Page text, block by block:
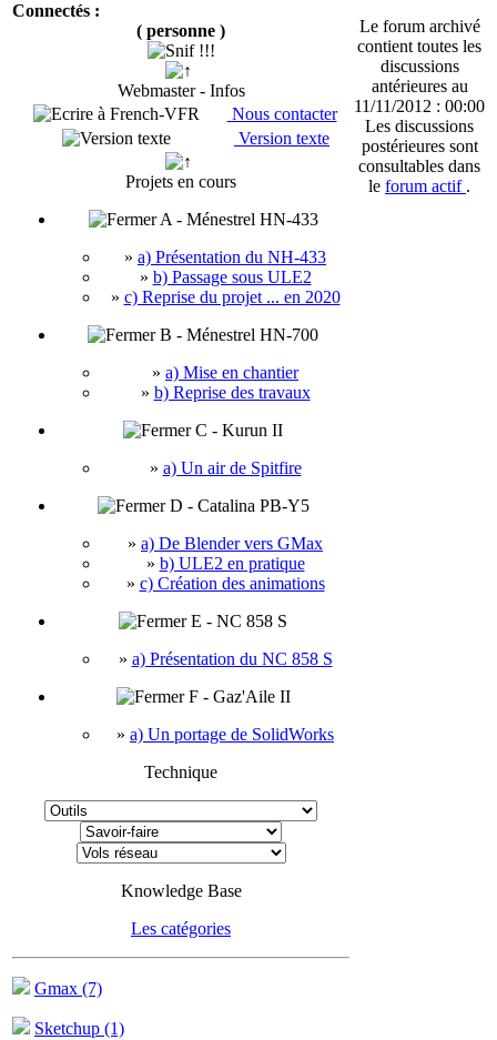
Connectés :
( personne )
Webmaster - Infos
Nous contacter
Version texte
Projets en cours
A - Ménestrel HN-433
» a) Présentation du NH-433
» b) Passage sous ULE2
» c) Reprise du projet ... en 2020
B - Ménestrel HN-700
» a) Mise en chantier
» b) Reprise des travaux
C - Kurun II
» a) Un air de Spitfire
D - Catalina PB-Y5
» a) De Blender vers GMax
» b) ULE2 en pratique
» c) Création des animations
E - NC 858 S
» a) Présentation du NC 858 S
F - Gaz'Aile II
» a) Un portage de SolidWorks
Technique
Knowledge Base
Les catégories
Gmax (7)
Sketchup (1)
Le forum archivé
contient toutes les
discussions
antérieures au
11/11/2012 : 00:00
Les discussions
postérieures sont
consultables dans
le forum actif .